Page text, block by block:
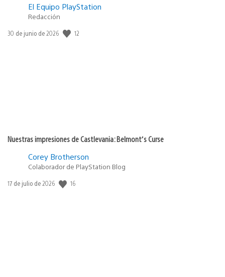
El Equipo PlayStation
Redacción
Fecha
30 de junio de 2026 12
Nuestras impresiones de Castlevania: Belmont’s Curse
Corey Brotherson
Colaborador de PlayStation Blog
Fecha
17 de julio de 2026 16